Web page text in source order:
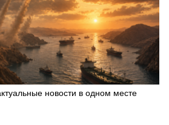
новости в одном месте